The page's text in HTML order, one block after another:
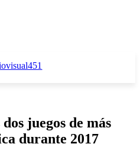
juegos de más
durante 2017